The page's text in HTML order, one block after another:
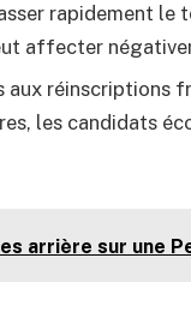
rapidement le
affecter
aux réinscriptions
les candidats
arrière sur une